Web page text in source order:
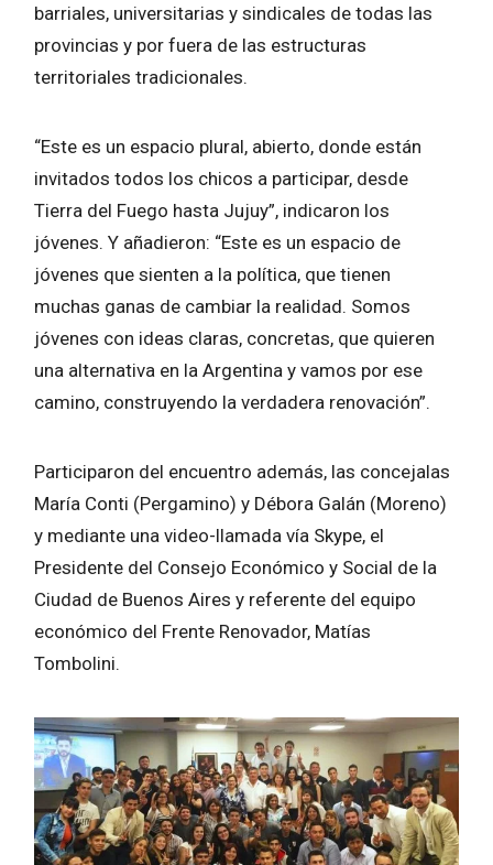
barriales, universitarias y sindicales de todas las
provincias y por fuera de las estructuras
territoriales tradicionales.
“Este es un espacio plural, abierto, donde están
invitados todos los chicos a participar, desde
Tierra del Fuego hasta Jujuy”, indicaron los
jóvenes. Y añadieron: “Este es un espacio de
jóvenes que sienten a la política, que tienen
muchas ganas de cambiar la realidad. Somos
jóvenes con ideas claras, concretas, que quieren
una alternativa en la Argentina y vamos por ese
camino, construyendo la verdadera renovación”.
Participaron del encuentro además, las concejalas
María Conti (Pergamino) y Débora Galán (Moreno)
y mediante una video-llamada vía Skype, el
Presidente del Consejo Económico y Social de la
Ciudad de Buenos Aires y referente del equipo
económico del Frente Renovador, Matías
Tombolini.